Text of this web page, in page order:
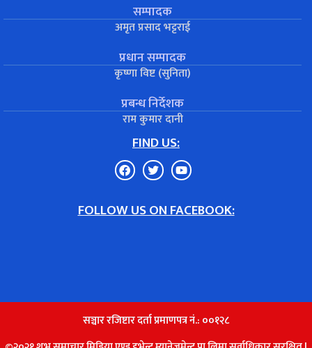
सम्पादक
अमृत प्रसाद भट्टराई
प्रधान सम्पादक
कृष्णा विष्ट (सुनिता)
प्रबन्ध निर्देशक
राम कुमार दानी
FIND US:
FOLLOW US ON FACEBOOK:
सञ्चार रजिष्टार दर्ता प्रमाणपत्र नं.: ००१२८